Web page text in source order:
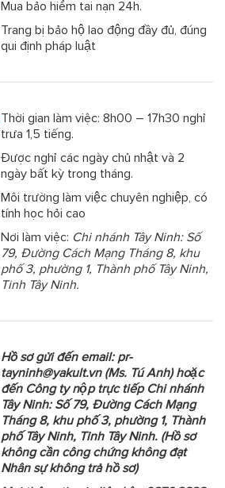
Mua bảo hiểm tai nạn 24h.
Trang bị bảo hộ lao động đầy đủ, đúng
qui định pháp luật
Thời gian làm việc: 8h00 – 17h30 nghỉ
trưa 1,5 tiếng.
Được nghỉ các ngày chủ nhật và 2
ngày bất kỳ trong tháng.
Môi trường làm việc chuyên nghiệp, có
tính học hỏi cao
Nơi làm việc: Chi nhánh Tây Ninh: Số
79, Đường Cách Mạng Tháng 8, khu
phố 3, phường 1, Thành phố Tây Ninh,
Tỉnh Tây Ninh.
Hồ sơ gửi đến email: pr-
tayninh@yakult.vn (Ms. Tú Anh) hoặc
đến Công ty nộp trực tiếp Chi nhánh
Tây Ninh: Số 79, Đường Cách Mạng
Tháng 8, khu phố 3, phường 1, Thành
phố Tây Ninh, Tỉnh Tây Ninh. (Hồ sơ
không cần công chứng không đạt
Nhân sự không trả hồ sơ)